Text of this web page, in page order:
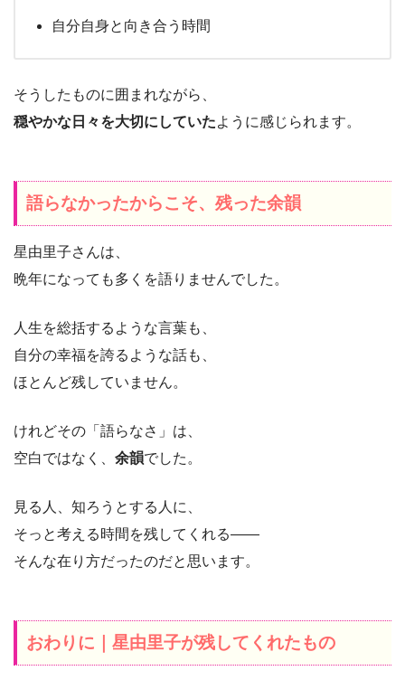
自分自身と向き合う時間
そうしたものに囲まれながら、
穏やかな日々を大切にしていたように感じられます。
語らなかったからこそ、残った余韻
星由里子さんは、
晩年になっても多くを語りませんでした。
人生を総括するような言葉も、
自分の幸福を誇るような話も、
ほとんど残していません。
けれどその「語らなさ」は、
空白ではなく、 余韻でした。
見る人、知ろうとする人に、
そっと考える時間を残してくれる――
そんな在り方だったのだと思います。
おわりに｜星由里子が残してくれたもの